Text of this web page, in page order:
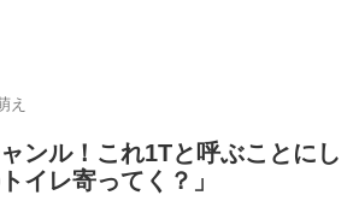
え
ンル！これ1Tと呼ぶことにし
イレ寄ってく？」